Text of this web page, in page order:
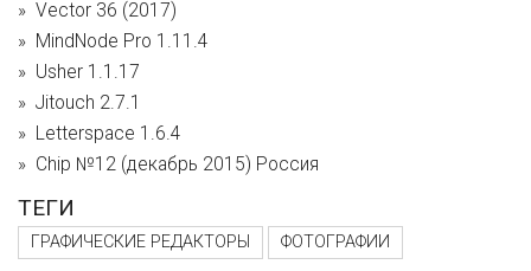
Vector 36 (2017)
MindNode Pro 1.11.4
Usher 1.1.17
Jitouch 2.7.1
Letterspace 1.6.4
Chip №12 (декабрь 2015) Россия
ТЕГИ
ГРАФИЧЕСКИЕ РЕДАКТОРЫ ФОТОГРАФИИ